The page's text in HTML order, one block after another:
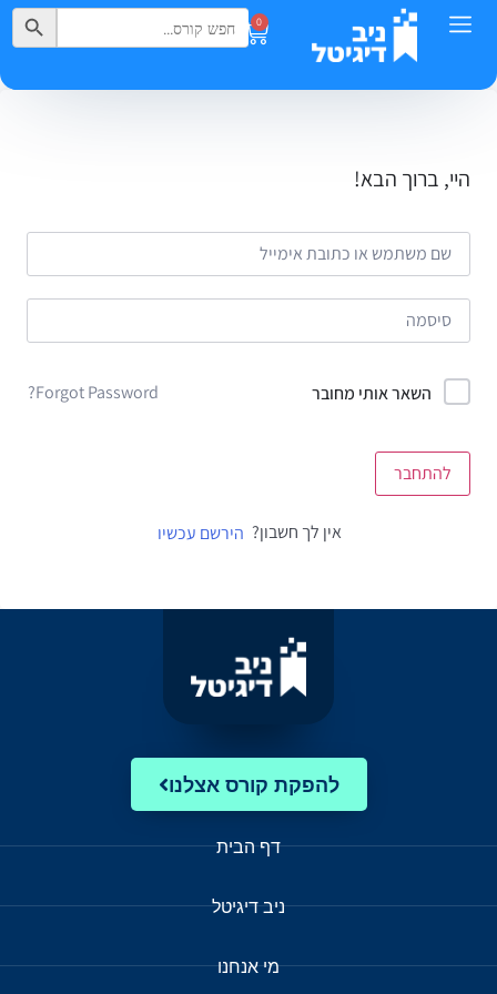
0
Search
for:
Search Button
היי, ברוך הבא!
השאר אותי מחובר Forgot Password?
להתחבר
אין לך חשבון? הירשם עכשיו
להפקת קורס אצלנו
דף הבית
ניב דיגיטל
מי אנחנו